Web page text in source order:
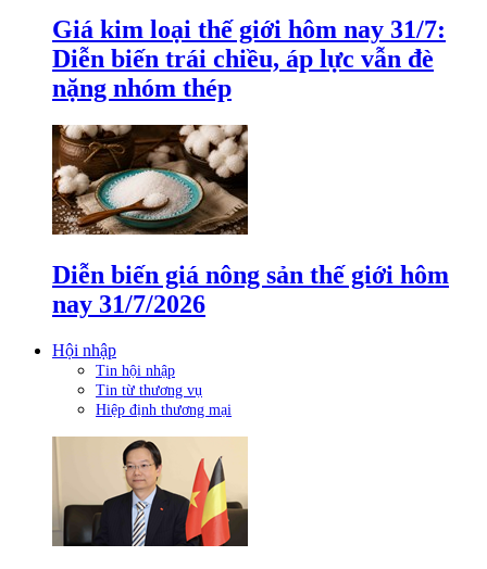
Giá kim loại thế giới hôm nay 31/7:
Diễn biến trái chiều, áp lực vẫn đè
nặng nhóm thép
Diễn biến giá nông sản thế giới hôm
nay 31/7/2026
Hội nhập
Tin hội nhập
Tin từ thương vụ
Hiệp định thương mại